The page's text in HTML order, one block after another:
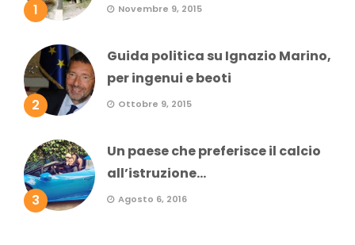
1 Novembre 9, 2015
2
Guida politica su Ignazio Marino,
per ingenui e beoti
Ottobre 9, 2015
3
Un paese che preferisce il calcio
all’istruzione...
Agosto 6, 2016